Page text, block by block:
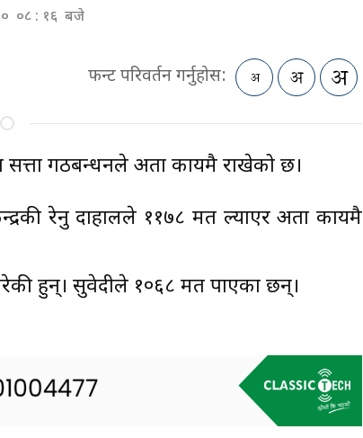
०८ : १६ बजे
फन्ट परिवर्तन गर्नुहोस:
गठबन्धनले अग्रता कायमै राखेको छ।
रेनु दाहालले ११७८ मत ल्याएर अग्रता कायमै
हुन्। सुवेदीले १०६८ मत पाएका छन्।